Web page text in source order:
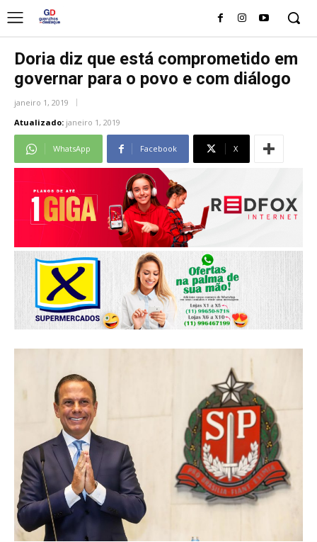
Doria diz que está comprometido em
governar para o povo e com diálogo
janeiro 1, 2019
Atualizado: janeiro 1, 2019
WhatsApp Facebook X